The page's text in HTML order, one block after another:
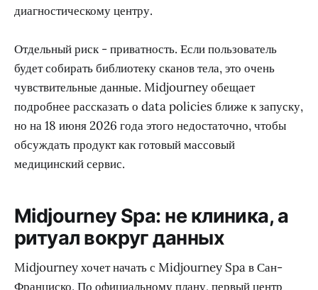
диагностическому центру.
Отдельный риск - приватность. Если пользователь
будет собирать библиотеку сканов тела, это очень
чувствительные данные. Midjourney обещает
подробнее рассказать о data policies ближе к запуску,
но на 18 июня 2026 года этого недостаточно, чтобы
обсуждать продукт как готовый массовый
медицинский сервис.
Midjourney Spa: не клиника, а
ритуал вокруг данных
Midjourney хочет начать с Midjourney Spa в Сан-
Франциско. По официальному плану, первый центр